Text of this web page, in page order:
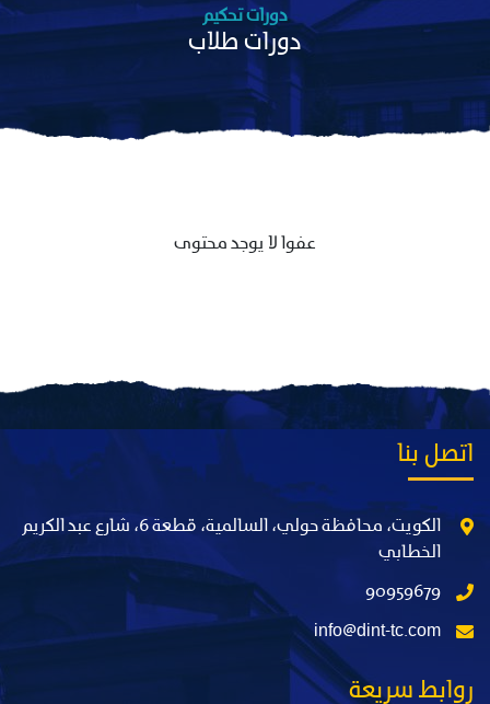
دورات تحكيم
دورات طلاب
عفوا لا يوجد محتوى
اتصل بنا
الكويت، محافظة حولي، السالمية، قطعة 6، شارع عبد الكريم
الخطابي
90959679
info@dint-tc.com
روابط سريعة